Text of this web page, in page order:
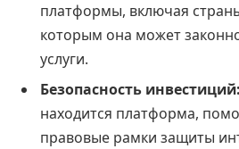
платформы, включая
которым она может
услуги.
Безопасность инвестиций:
находится платформа,
правовые рамки защиты